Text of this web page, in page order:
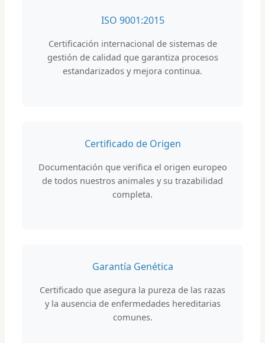
ISO 9001:2015
Certificación internacional de sistemas de
gestión de calidad que garantiza procesos
estandarizados y mejora continua.
Certificado de Origen
Documentación que verifica el origen europeo
de todos nuestros animales y su trazabilidad
completa.
Garantía Genética
Certificado que asegura la pureza de las razas
y la ausencia de enfermedades hereditarias
comunes.